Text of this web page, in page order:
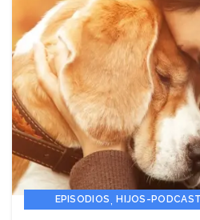
EPISODIOS,HIJOS-PODCAST